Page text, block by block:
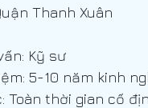
Thanh Xuân
Kỹ sư
5-10 năm kinh
Toàn thời gian cố